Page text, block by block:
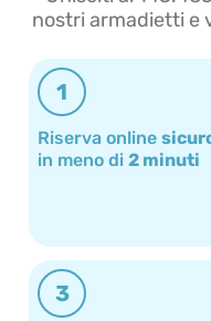
nostri armadietti e
1
Riserva online
in meno di 2 minuti
3